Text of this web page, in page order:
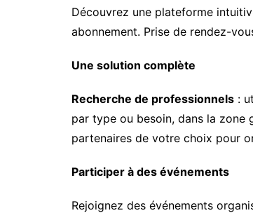
Découvrez une plateforme
abonnement. Prise de rendez-
Une solution complète
Recherche de professionnels :
par type ou besoin, dans la zone
partenaires de votre choix pour
Participer à des événements
Rejoignez des événements